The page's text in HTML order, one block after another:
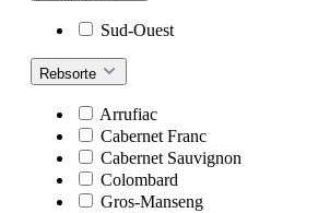
Sud-Ouest
Rebsorte
Arrufiac
Cabernet Franc
Cabernet Sauvignon
Colombard
Gros-Manseng